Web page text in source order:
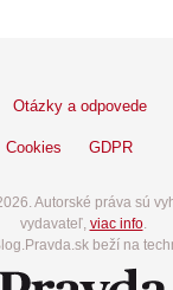
Otázky a odpovede
Cookies GDPR
Autorské práva sú
vydavateľ, viac info.
beží na